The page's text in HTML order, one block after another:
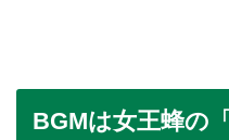
BGMは女王蜂の